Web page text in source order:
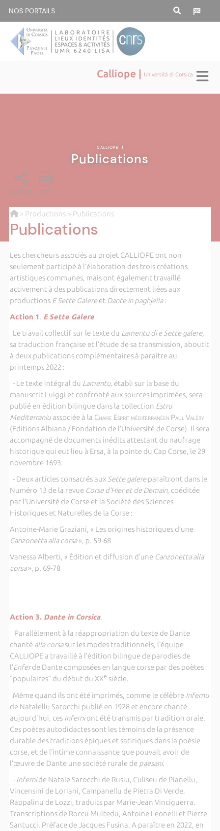
NOS PORTAILS :
Calliope | Università di Corsica
CALLIOPE |
Publications
PARTAGE PDF
> Productions> Publications
Publications
Les chercheurs associés au projet CALLIOPE ont non
seulement participé à l’élaboration des trois créations
artistiques communes, mais ont également travaillé
activement à des publications directement liées aux
productions E Sette Galereet Dante in paghjella:
Action 1 . E Sette Galere
Le travail collectif sur le texte du Lamentu di e Sette galere,
sa traduction française et l’étude de sa transmission, aboutit
à deux publications complémentaires à paraître au
printemps 2022 :
- Le texte intégral du Lamentu, établi sur la base du
manuscrit Luiggi et confronté aux sources imprimées, sera
publié en édition bilingue dans la collection Estru
Mediterraniu associée à la Chaire Esprit méditerranéen Paul Valéry
(Editions Albiana / Fondation de l’Université de Corse). Il sera
accompagné de documents inédits attestant du naufrage
historique qui eut lieu à Ersa, à la pointe du Cap Corse, le 29
novembre 1693
- Deux articles consacrés aux Sette galereparaîtront dans le
Numéro 13 de la revue Corse d’Hier et de Demain, coéditée
par l’Université de Corse et la Société des Sciences
Historiques et Naturelles de la Corse :
Antoine-Marie Graziani, « Les origines historiques d’une
Canzonetta alla corsa», p. 59-68
Vanessa Alberti, « Édition et diffusion d’une Canzonetta alla
corsa», p. 69-78
Action 3. Dante in Corsica.
Parallèlement à la réappropriation du texte de Dante
chanté alla corsasur les modes traditionnels, l’équipe
CALLIOPE a travaillé à l’édition bilingue de parodies de
l’Enferde Dante composées en langue corse par des poètes
“populaires” du début du XXe siècle.
Même quand ils ont été imprimés, comme le célèbre Infernu
de Natalellu Sarocchi publié en 1928 et encore chanté
aujourd'hui, ces Inferniont été transmis par tradition orale.
Ces poètes autodidactes sont les témoins de la présence
durable des traditions épiques et satiriques dans la poésie
corse, et de l’intime connaissance que pouvait avoir de
l’œuvre de Dante une société rurale de paesani.
- Infernide Natale Sarocchi de Rusiu, Culiseu de Pianellu,
Vincensini de Loriani, Campanellu de Pietra Di Verde,
Rappalinu de Lozzi, traduits par Marie-Jean Vinciguerra.
Transcriptions de Roccu Multedu, Antoine Leonelli et Pierre
Santucci. Préface de Jacques Fusina. A paraître en 2022, en